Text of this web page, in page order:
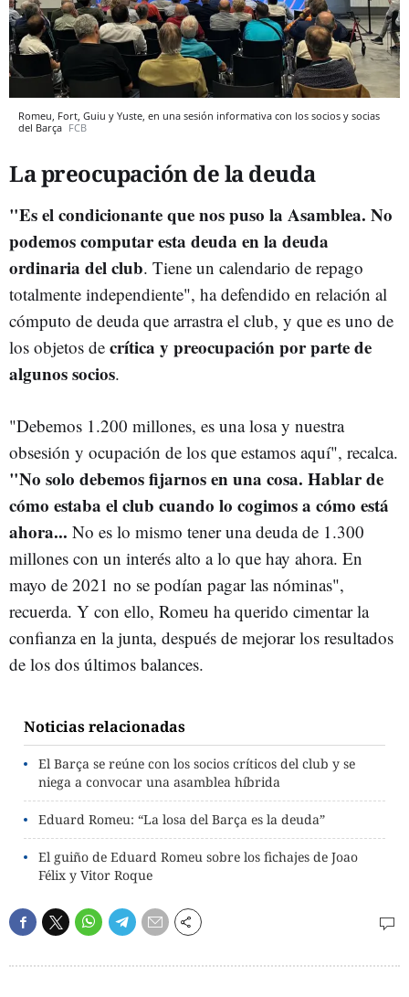
Romeu, Fort, Guiu y Yuste, en una sesión informativa con los socios y socias
del Barça FCB
La preocupación de la deuda
"Es el condicionante que nos puso la Asamblea. No
podemos computar esta deuda en la deuda
ordinaria del club. Tiene un calendario de repago
totalmente independiente", ha defendido en relación al
cómputo de deuda que arrastra el club, y que es uno de
los objetos de crítica y preocupación por parte de
algunos socios.
"Debemos 1.200 millones, es una losa y nuestra
obsesión y ocupación de los que estamos aquí", recalca.
"No solo debemos fijarnos en una cosa. Hablar de
cómo estaba el club cuando lo cogimos a cómo está
ahora... No es lo mismo tener una deuda de 1.300
millones con un interés alto a lo que hay ahora. En
mayo de 2021 no se podían pagar las nóminas",
recuerda. Y con ello, Romeu ha querido cimentar la
confianza en la junta, después de mejorar los resultados
de los dos últimos balances.
Noticias relacionadas
El Barça se reúne con los socios críticos del club y se
niega a convocar una asamblea híbrida
Eduard Romeu: “La losa del Barça es la deuda”
El guiño de Eduard Romeu sobre los fichajes de Joao
Félix y Vitor Roque